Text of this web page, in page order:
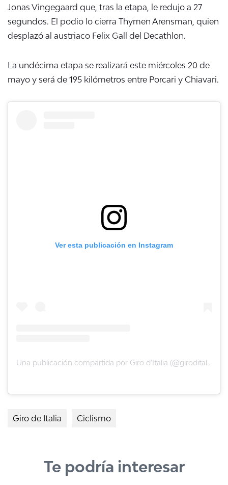
Jonas Vingegaard que, tras la etapa, le redujo a 27
segundos. El podio lo cierra Thymen Arensman, quien
desplazó al austriaco Felix Gall del Decathlon.
La undécima etapa se realizará este miércoles 20 de
mayo y será de 195 kilómetros entre Porcari y Chiavari.
Ver esta publicación en Instagram
Giro de Italia Ciclismo
Te podría interesar